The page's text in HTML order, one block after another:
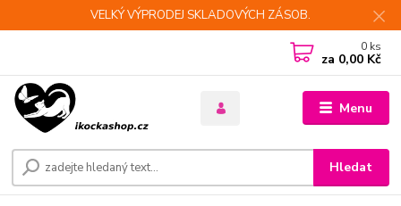
VELKÝ VÝPRODEJ SKLADOVÝCH ZÁSOB.
Menu
Hledat
0 ks
za 0,00 Kč